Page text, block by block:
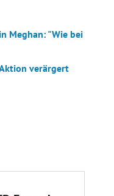
Meghan: "Wie bei
verärgert